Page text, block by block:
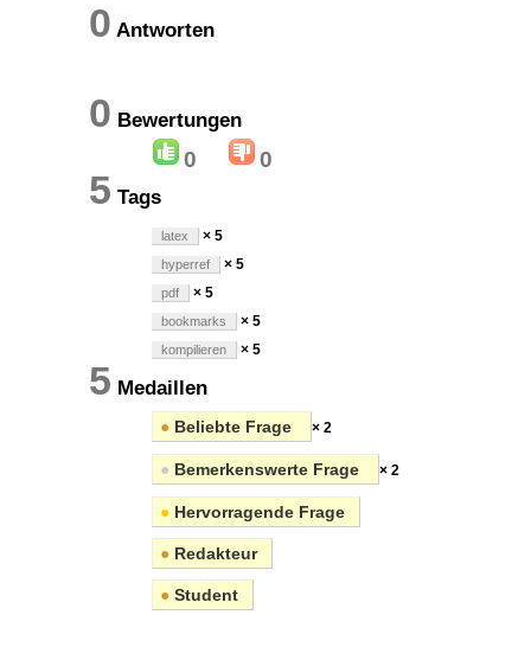
0 Antworten
0 Bewertungen
0 0
5 Tags
latex × 5
hyperref × 5
pdf × 5
bookmarks × 5
kompilieren × 5
5 Medaillen
● Beliebte Frage × 2
● Bemerkenswerte Frage × 2
● Hervorragende Frage
● Redakteur
● Student